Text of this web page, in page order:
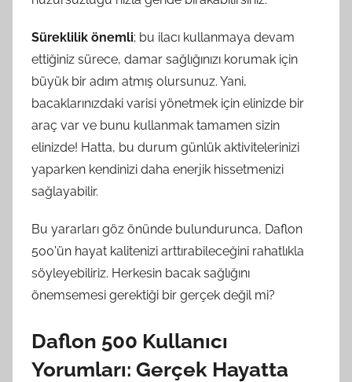
Süreklilik önemli; bu ilacı kullanmaya devam
ettiğiniz sürece, damar sağlığınızı korumak için
büyük bir adım atmış olursunuz. Yani,
bacaklarınızdaki varisi yönetmek için elinizde bir
araç var ve bunu kullanmak tamamen sizin
elinizde! Hatta, bu durum günlük aktivitelerinizi
yaparken kendinizi daha enerjik hissetmenizi
sağlayabilir.
Bu yararları göz önünde bulundurunca, Daflon
500'ün hayat kalitenizi arttırabileceğini rahatlıkla
söyleyebiliriz. Herkesin bacak sağlığını
önemsemesi gerektiği bir gerçek değil mi?
Daflon 500 Kullanıcı
Yorumları: Gerçek Hayatta